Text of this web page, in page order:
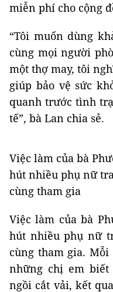
miễn phí cho cộng
“Tôi muốn dùng
cùng mọi người
một thợ may, tôi
giúp bảo vệ sức
quanh trước tình
tế”, bà Lan chia sẻ.
Việc làm của bà
hút nhiều phụ nữ
cùng tham gia
Việc làm của bà
hút nhiều phụ nữ
cùng tham gia.
những chị em
ngồi cắt vải, kết